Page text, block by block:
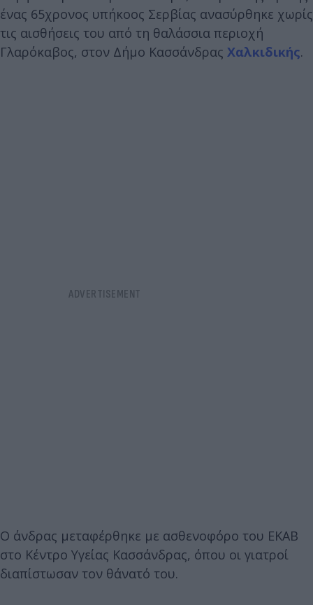
ένας 65χρονος υπήκοος Σερβίας ανασύρθηκε χωρίς
τις αισθήσεις του από τη θαλάσσια περιοχή
Γλαρόκαβος, στον Δήμο Κασσάνδρας Χαλκιδικής.
Ο άνδρας μεταφέρθηκε με ασθενοφόρο του ΕΚΑΒ
στο Κέντρο Υγείας Κασσάνδρας, όπου οι γιατροί
διαπίστωσαν τον θάνατό του.